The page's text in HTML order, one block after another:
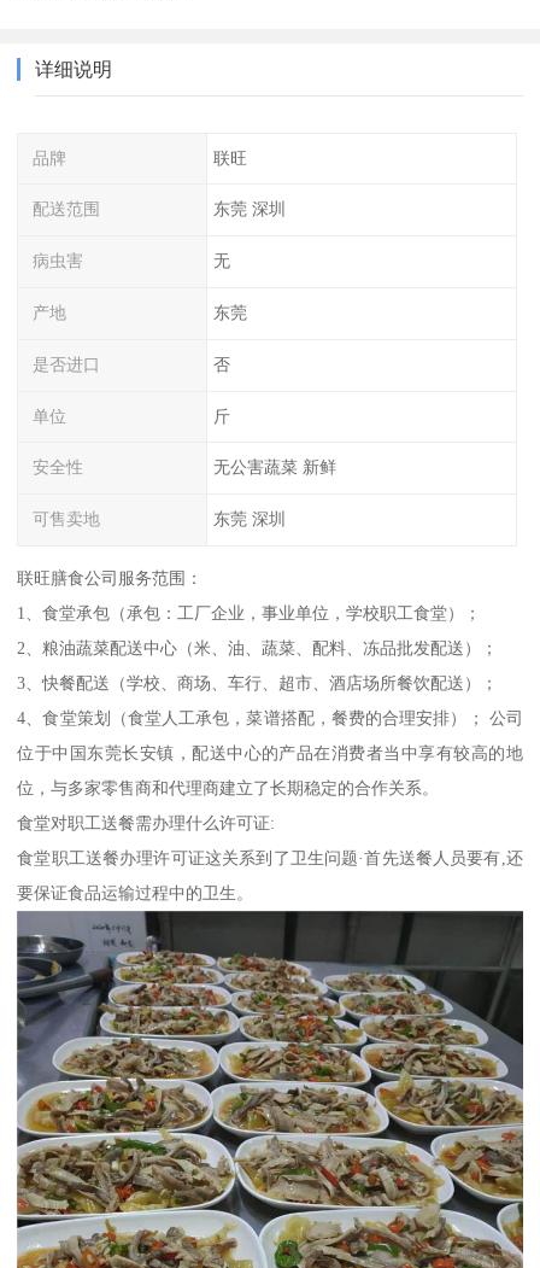
详细说明
品牌 联旺
配送范围 东莞 深圳
病虫害 无
产地 东莞
是否进口 否
单位 斤
安全性 无公害蔬菜 新鲜
可售卖地 东莞 深圳
联旺膳食公司服务范围：
1、食堂承包（承包：工厂企业，事业单位，学校职工食堂）；
2、粮油蔬菜配送中心（米、油、蔬菜、配料、冻品批发配送）；
3、快餐配送（学校、商场、车行、超市、酒店场所餐饮配送）；
4、食堂策划（食堂人工承包，菜谱搭配，餐费的合理安排）； 公司
位于中国东莞长安镇，配送中心的产品在消费者当中享有较高的地
位，与多家零售商和代理商建立了长期稳定的合作关系。
食堂对职工送餐需办理什么许可证:
食堂职工送餐办理许可证这关系到了卫生问题·首先送餐人员要有,还
要保证食品运输过程中的卫生。